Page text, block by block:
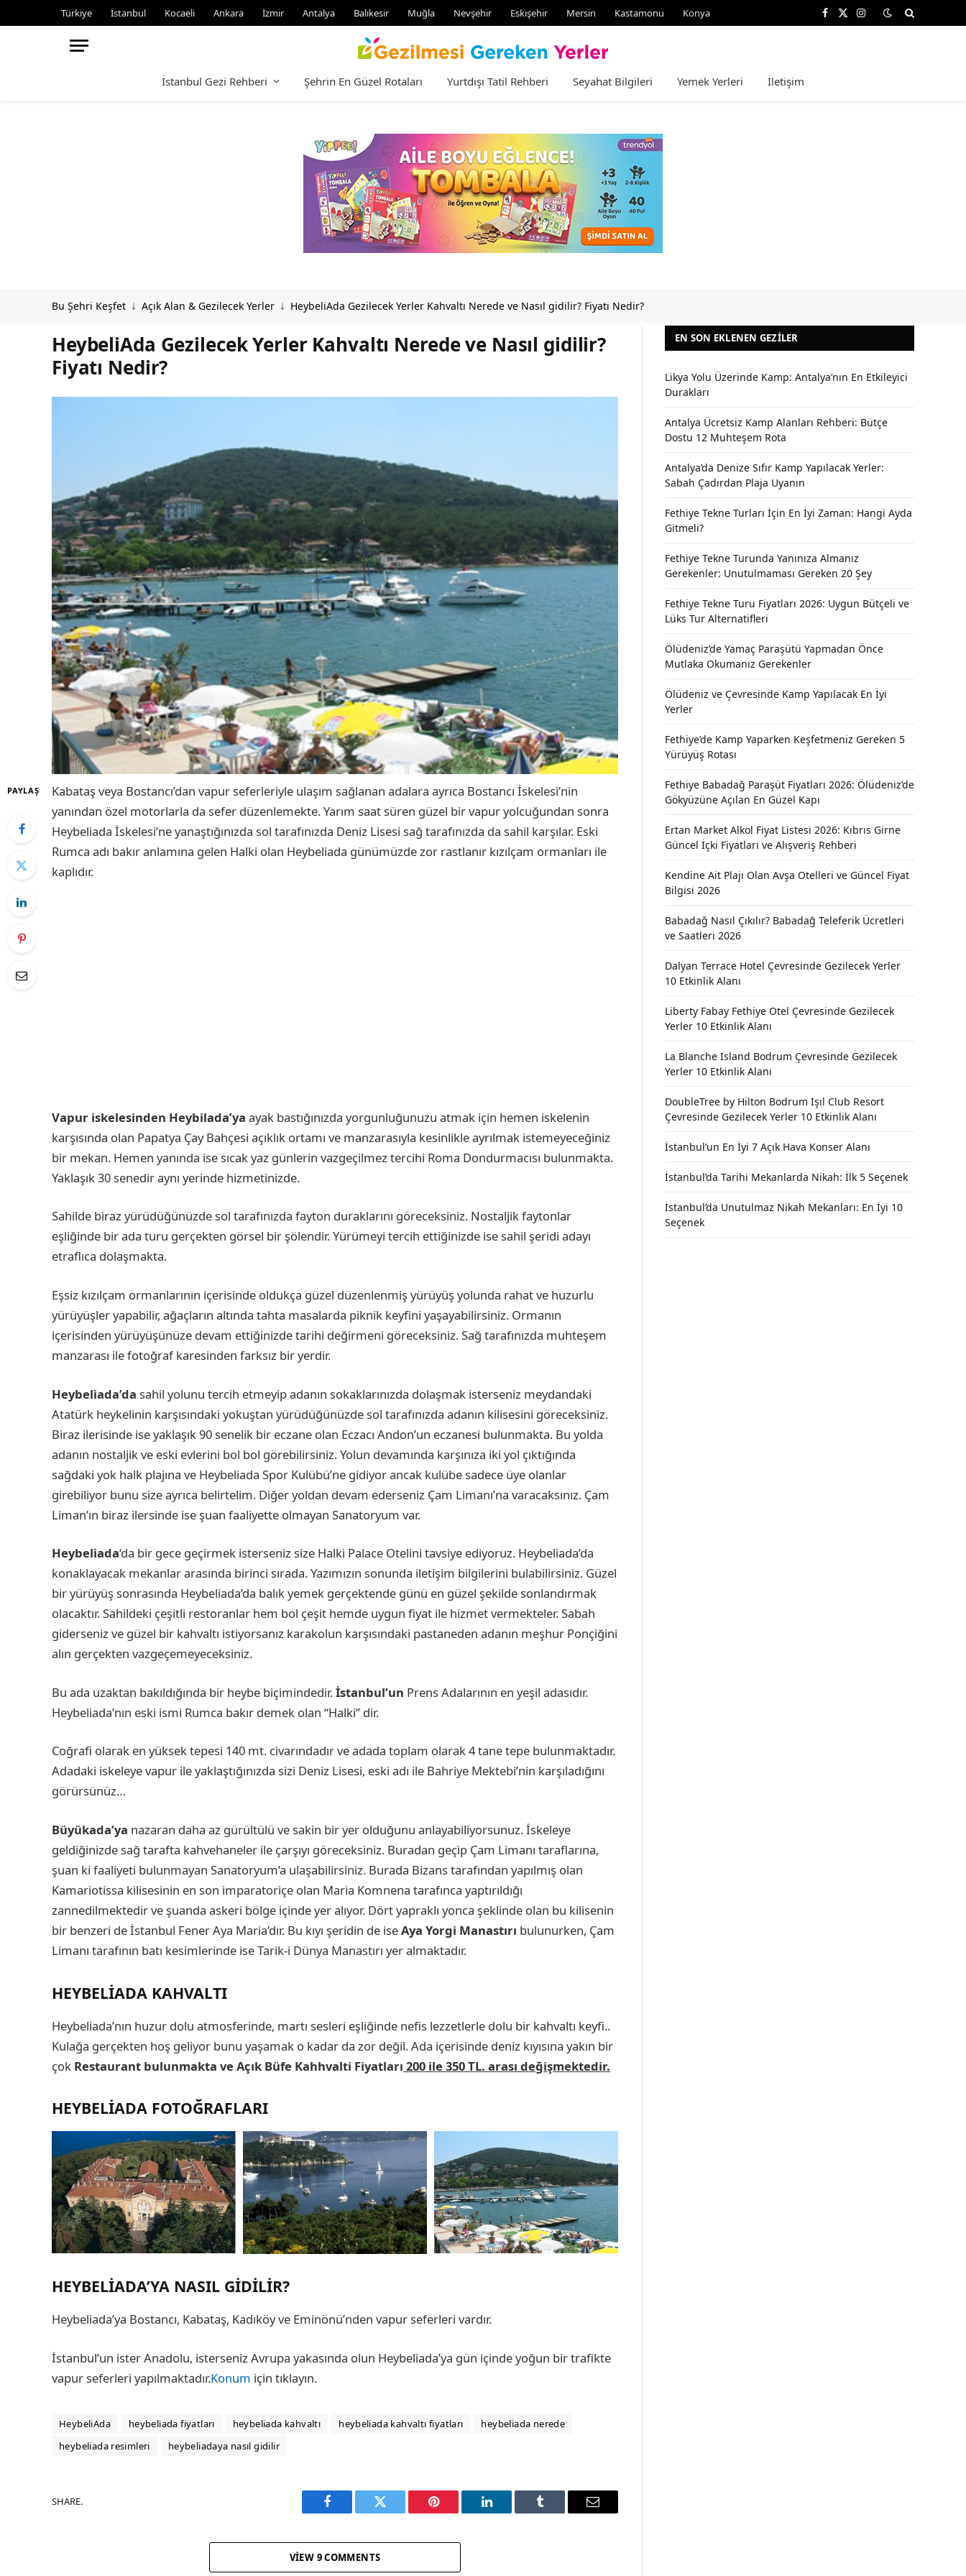
Türkiye İstanbul Kocaeli Ankara İzmir Antalya Balıkesir Muğla Nevşehir Eskişehir Mersin Kastamonu Konya Facebook
X
Instagram
İstanbul Gezi Rehberi Şehrin En Güzel Rotaları Yurtdışı Tatil Rehberi Seyahat Bilgileri Yemek Yerleri İletişim
Bu Şehri Keşfet ↓ Açık Alan & Gezilecek Yerler ↓ HeybeliAda Gezilecek Yerler Kahvaltı Nerede ve Nasıl gidilir? Fiyatı Nedir?
HeybeliAda Gezilecek Yerler Kahvaltı Nerede ve Nasıl gidilir?
Fiyatı Nedir?
PAYLAŞ
Kabataş veya Bostancı’dan vapur seferleriyle ulaşım sağlanan adalara ayrıca Bostancı İskelesi’nin
yanından özel motorlarla da sefer düzenlemekte. Yarım saat süren güzel bir vapur yolcuğundan sonra
Heybeliada İskelesi’ne yanaştığınızda sol tarafınızda Deniz Lisesi sağ tarafınızda da sahil karşılar. Eski
Rumca adı bakır anlamına gelen Halki olan Heybeliada günümüzde zor rastlanır kızılçam ormanları ile
kaplıdır.
Vapur iskelesinden Heybilada’ya ayak bastığınızda yorgunluğunuzu atmak için hemen iskelenin
karşısında olan Papatya Çay Bahçesi açıklık ortamı ve manzarasıyla kesinlikle ayrılmak istemeyeceğiniz
bir mekan. Hemen yanında ise sıcak yaz günlerin vazgeçilmez tercihi Roma Dondurmacısı bulunmakta.
Yaklaşık 30 senedir aynı yerinde hizmetinizde.
Sahilde biraz yürüdüğünüzde sol tarafınızda fayton duraklarını göreceksiniz. Nostaljik faytonlar
eşliğinde bir ada turu gerçekten görsel bir şölendir. Yürümeyi tercih ettiğinizde ise sahil şeridi adayı
etraflıca dolaşmakta.
Eşsiz kızılçam ormanlarının içerisinde oldukça güzel düzenlenmiş yürüyüş yolunda rahat ve huzurlu
yürüyüşler yapabilir, ağaçların altında tahta masalarda piknik keyfini yaşayabilirsiniz. Ormanın
içerisinden yürüyüşünüze devam ettiğinizde tarihi değirmeni göreceksiniz. Sağ tarafınızda muhteşem
manzarası ile fotoğraf karesinden farksız bir yerdir.
Heybeliada’da sahil yolunu tercih etmeyip adanın sokaklarınızda dolaşmak isterseniz meydandaki
Atatürk heykelinin karşısındaki yokuştan yürüdüğünüzde sol tarafınızda adanın kilisesini göreceksiniz.
Biraz ilerisinde ise yaklaşık 90 senelik bir eczane olan Eczacı Andon’un eczanesi bulunmakta. Bu yolda
adanın nostaljik ve eski evlerini bol bol görebilirsiniz. Yolun devamında karşınıza iki yol çıktığında
sağdaki yok halk plajına ve Heybeliada Spor Kulübü’ne gidiyor ancak kulübe sadece üye olanlar
girebiliyor bunu size ayrıca belirtelim. Diğer yoldan devam ederseniz Çam Limanı’na varacaksınız. Çam
Liman’ın biraz ilersinde ise şuan faaliyette olmayan Sanatoryum var.
Heybeliada‘da bir gece geçirmek isterseniz size Halki Palace Otelini tavsiye ediyoruz. Heybeliada’da
konaklayacak mekanlar arasında birinci sırada. Yazımızın sonunda iletişim bilgilerini bulabilirsiniz. Güzel
bir yürüyüş sonrasında Heybeliada’da balık yemek gerçektende günü en güzel şekilde sonlandırmak
olacaktır. Sahildeki çeşitli restoranlar hem bol çeşit hemde uygun fiyat ile hizmet vermekteler. Sabah
giderseniz ve güzel bir kahvaltı istiyorsanız karakolun karşısındaki pastaneden adanın meşhur Ponçiğini
alın gerçekten vazgeçemeyeceksiniz.
Bu ada uzaktan bakıldığında bir heybe biçimindedir.İstanbul’un Prens Adalarının en yeşil adasıdır.
Heybeliada’nın eski ismi Rumca bakır demek olan “Halki” dir.
Coğrafi olarak en yüksek tepesi 140 mt. civarındadır ve adada toplam olarak 4 tane tepe bulunmaktadır.
Adadaki iskeleye vapur ile yaklaştığınızda sizi Deniz Lisesi, eski adı ile Bahriye Mektebi’nin karşıladığını
görürsünüz…
Büyükada’ya nazaran daha az gürültülü ve sakin bir yer olduğunu anlayabiliyorsunuz. İskeleye
geldiğinizde sağ tarafta kahvehaneler ile çarşıyı göreceksiniz. Buradan geçip Çam Limanı taraflarına,
şuan ki faaliyeti bulunmayan Sanatoryum’a ulaşabilirsiniz. Burada Bizans tarafından yapılmış olan
Kamariotissa kilisesinin en son imparatoriçe olan Maria Komnena tarafınca yaptırıldığı
zannedilmektedir ve şuanda askeri bölge içinde yer alıyor. Dört yapraklı yonca şeklinde olan bu kilisenin
bir benzeri de İstanbul Fener Aya Maria’dır. Bu kıyı şeridin de iseAya Yorgi Manastırı bulunurken, Çam
Limanı tarafının batı kesimlerinde ise Tarik-i Dünya Manastırı yer almaktadır.
HEYBELIADA KAHVALTI
Heybeliada’nın huzur dolu atmosferinde, martı sesleri eşliğinde nefis lezzetlerle dolu bir kahvaltı keyfi..
Kulağa gerçekten hoş geliyor bunu yaşamak o kadar da zor değil. Ada içerisinde deniz kıyısına yakın bir
çok Restaurant bulunmakta ve Açık Büfe Kahhvalti Fiyatları 200 ile 350 TL. arası değişmektedir.
HEYBELIADA FOTOĞRAFLARI
HEYBELIADA’YA NASIL GIDILIR?
Heybeliada’ya Bostancı, Kabataş, Kadıköy ve Eminönü’nden vapur seferleri vardır.
İstanbul’un ister Anadolu, isterseniz Avrupa yakasında olun Heybeliada’ya gün içinde yoğun bir trafikte
vapur seferleri yapılmaktadır.Konum için tıklayın.
HeybeliAda heybeliada fiyatları heybeliada kahvaltı heybeliada kahvaltı fiyatları
heybeliada nerede
heybeliada resimleri
heybeliadaya nasıl gidilir
SHARE.
Facebook Twitter Pinterest LinkedIn Tumblr Email
VIEW 9 COMMENTS
EN SON EKLENEN GEZILER
Likya Yolu Üzerinde Kamp: Antalya’nın En Etkileyici
Durakları
Antalya Ücretsiz Kamp Alanları Rehberi: Bütçe
Dostu 12 Muhteşem Rota
Antalya’da Denize Sıfır Kamp Yapılacak Yerler:
Sabah Çadırdan Plaja Uyanın
Fethiye Tekne Turları İçin En İyi Zaman: Hangi Ayda
Gitmeli?
Fethiye Tekne Turunda Yanınıza Almanız
Gerekenler: Unutulmaması Gereken 20 Şey
Fethiye Tekne Turu Fiyatları 2026: Uygun Bütçeli ve
Lüks Tur Alternatifleri
Ölüdeniz’de Yamaç Paraşütü Yapmadan Önce
Mutlaka Okumanız Gerekenler
Ölüdeniz ve Çevresinde Kamp Yapılacak En İyi
Yerler
Fethiye’de Kamp Yaparken Keşfetmeniz Gereken 5
Yürüyüş Rotası
Fethiye Babadağ Paraşüt Fiyatları 2026: Ölüdeniz’de
Gökyüzüne Açılan En Güzel Kapı
Ertan Market Alkol Fiyat Listesi 2026: Kıbrıs Girne
Güncel İçki Fiyatları ve Alışveriş Rehberi
Kendine Ait Plajı Olan Avşa Otelleri ve Güncel Fiyat
Bilgisi 2026
Babadağ Nasıl Çıkılır? Babadağ Teleferik Ücretleri
ve Saatleri 2026
Dalyan Terrace Hotel Çevresinde Gezilecek Yerler
10 Etkinlik Alanı
Liberty Fabay Fethiye Otel Çevresinde Gezilecek
Yerler 10 Etkinlik Alanı
La Blanche Island Bodrum Çevresinde Gezilecek
Yerler 10 Etkinlik Alanı
DoubleTree by Hilton Bodrum Işıl Club Resort
Çevresinde Gezilecek Yerler 10 Etkinlik Alanı
İstanbul’un En İyi 7 Açık Hava Konser Alanı
İstanbul’da Tarihi Mekanlarda Nikah: İlk 5 Seçenek
İstanbul’da Unutulmaz Nikah Mekanları: En İyi 10
Seçenek